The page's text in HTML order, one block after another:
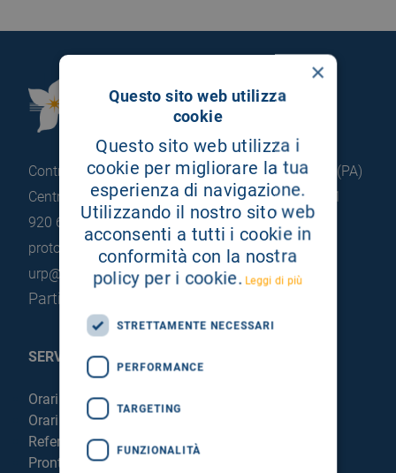
Fondazione Istituto
G.Giglio di Cefalù
Contrada Pietrapollastra - Pisciotto 90015 Cefalù (PA)
Centralino: +39 0921 920 111 Portineria: +39 0921
920 663
protocollo@pec.hsrgiglio.it
info@hsrgiglio.it
urp@hsrgiglio.it
Partita IVA: 05205490823
SERVIZI AL PAZIENTE
Orari sportelli
Orari visite
Referti online
Pronto Soccorso
×
Questo sito web utilizza
cookie
Questo sito web utilizza i
cookie per migliorare la tua
esperienza di navigazione.
Utilizzando il nostro sito web
acconsenti a tutti i cookie in
conformità con la nostra
policy per i cookie. Leggi di più
STRETTAMENTE NECESSARI
PERFORMANCE
TARGETING
FUNZIONALITÀ